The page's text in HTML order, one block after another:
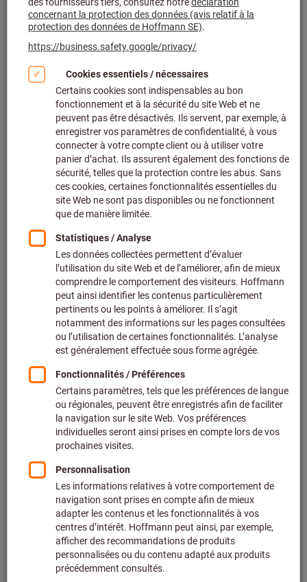
Cliquer pour agrandir l’image
Prix par 1 Unité
+ TVA en vigueur
Prix personnalisés pour les clients professionnels après
connexion.
Ajouter au panier
Délai de livraison estimé : 2 à 3 semaines
Veuillez noter le délai de livraison et les conseils